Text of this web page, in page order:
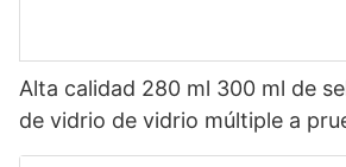
Alta calidad 280 ml 300 ml de
de vidrio de vidrio múltiple a
meteorológico para cocina para